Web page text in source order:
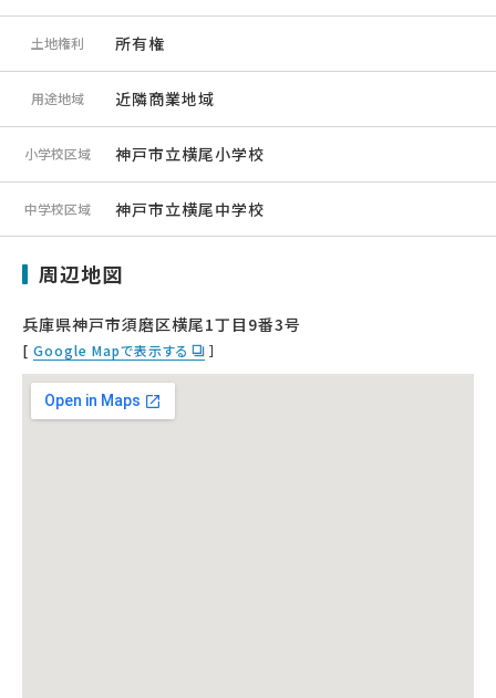
土地権利 所有権
用途地域 近隣商業地域
小学校区域 神戸市立横尾小学校
中学校区域 神戸市立横尾中学校
周辺地図
兵庫県神戸市須磨区横尾1丁目9番3号
[ Google Mapで表示する ］